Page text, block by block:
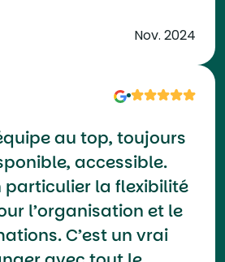
Nov. 2024
au top, toujours
accessible.
particulier la flexibilité
l’organisation et le
C’est un vrai